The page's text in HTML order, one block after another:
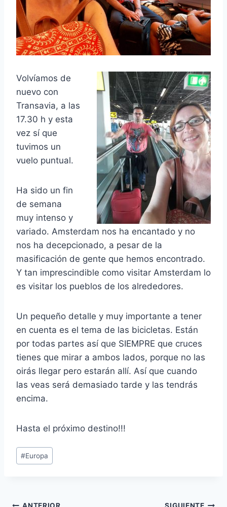
Volvíamos de
nuevo con
Transavia, a las
17.30 h y esta
vez sí que
tuvimos un
vuelo puntual.
Ha sido un fin
de semana
muy intenso y
variado. Amsterdam nos ha encantado y no
nos ha decepcionado, a pesar de la
masificación de gente que hemos encontrado.
Y tan imprescindible como visitar Amsterdam lo
es visitar los pueblos de los alrededores.
Un pequeño detalle y muy importante a tener
en cuenta es el tema de las bicicletas. Están
por todas partes así que SIEMPRE que cruces
tienes que mirar a ambos lados, porque no las
oirás llegar pero estarán allí. Así que cuando
las veas será demasiado tarde y las tendrás
encima.
Hasta el próximo destino!!!
Etiquetas
de
#Europa